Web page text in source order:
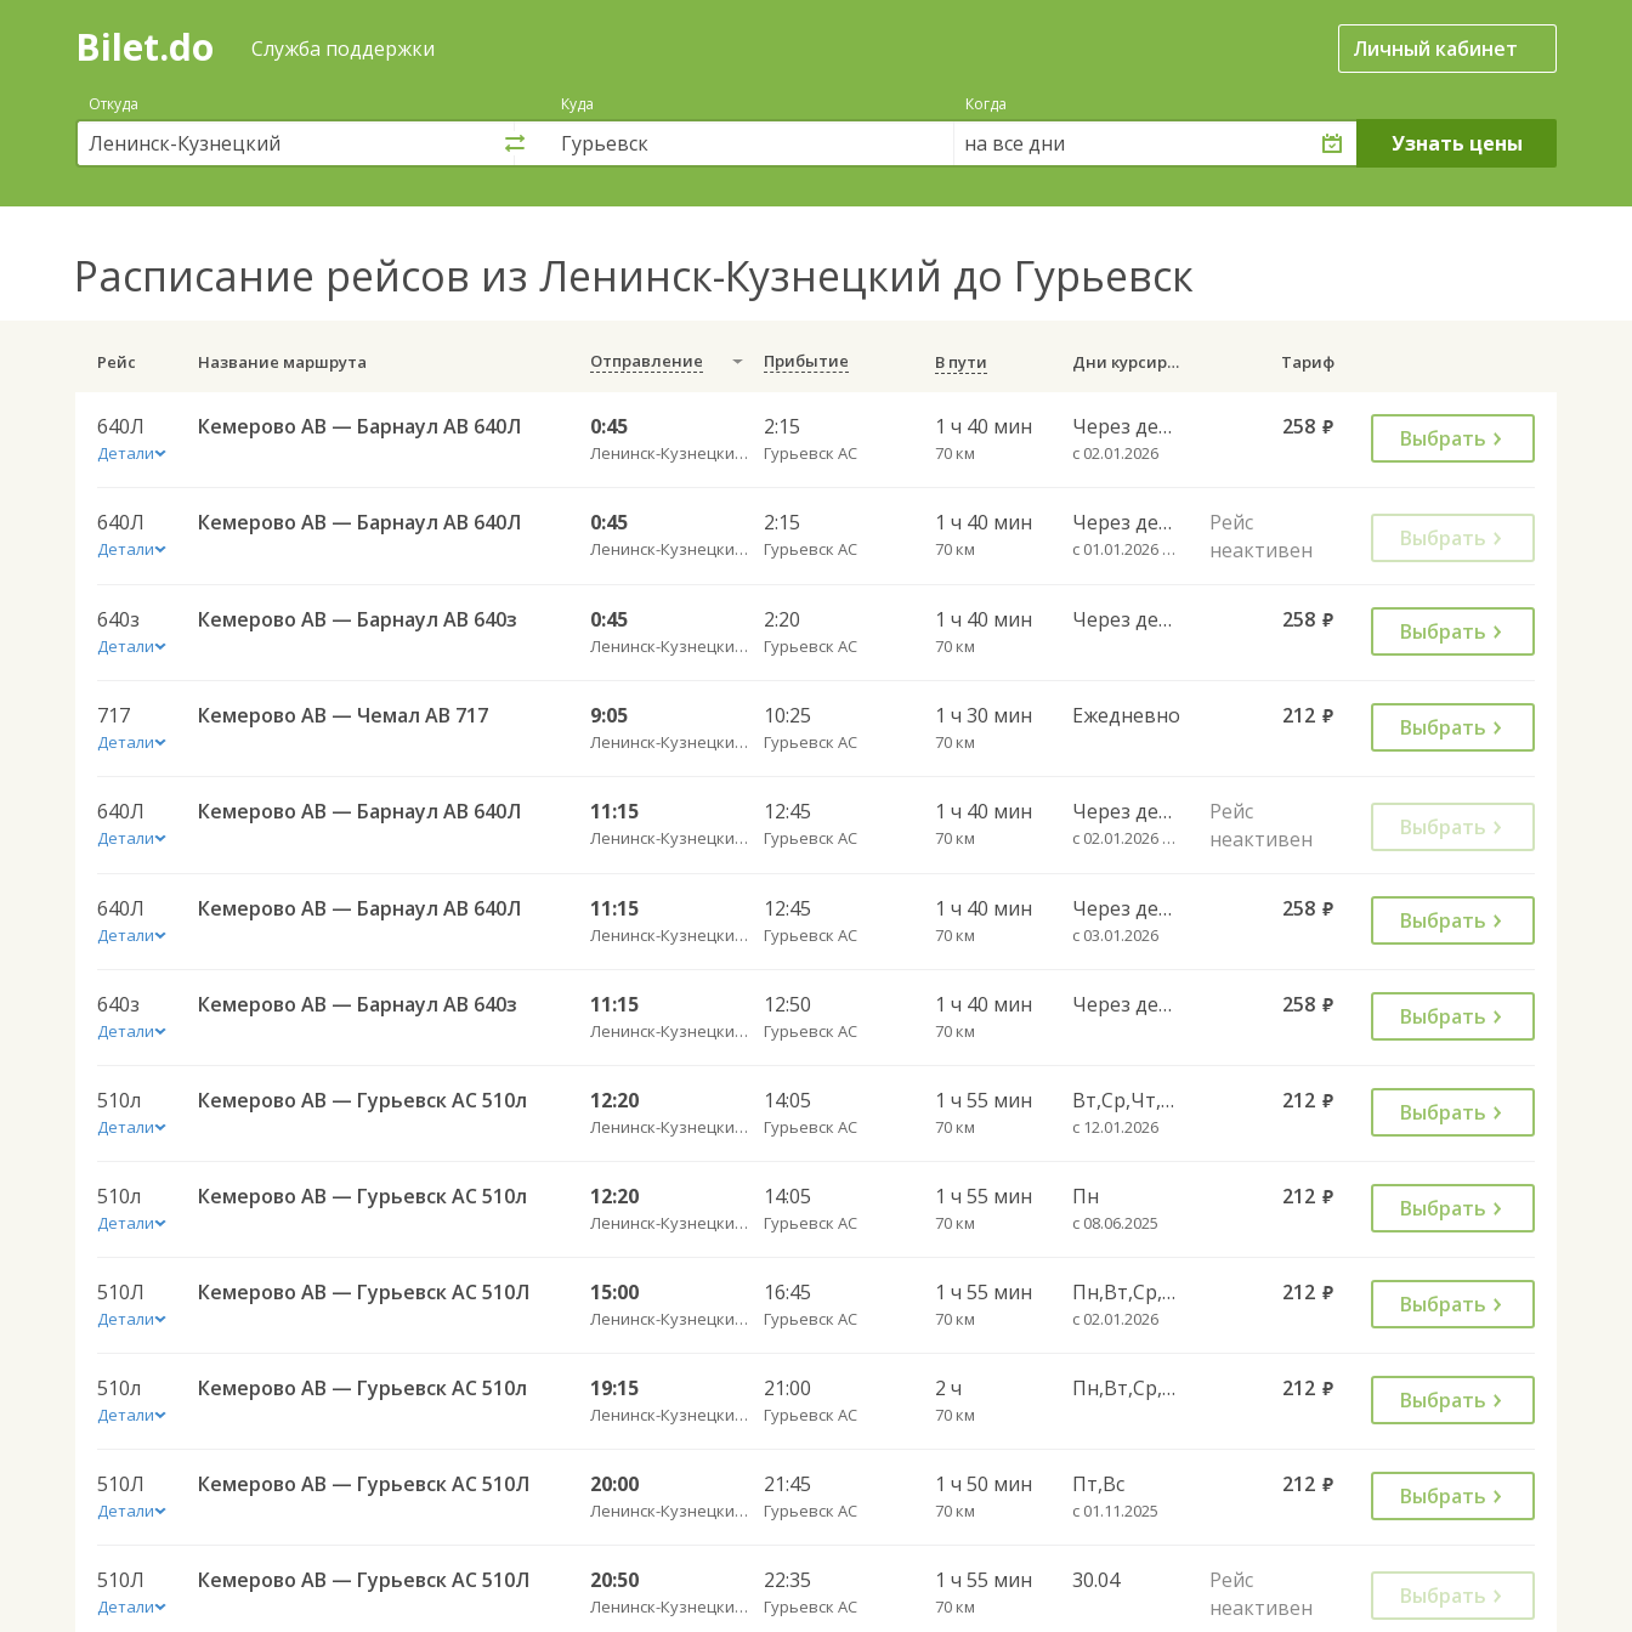
Поиск
покупка
билетов
автобус
онлайн
Bilet.do Служба поддержки Личный кабинет
Откуда Куда Когда
на все дни
Расписание рейсов из Ленинск-Кузнецкий до Гурьевск
Рейс Название маршрута Отправление Прибытие В пути Дни курсирования Тариф
640Л
Детали
Кемерово АВ — Барнаул АВ 640Л 0:45
Ленинск-Кузнецкий АВ
2:15
Гурьевск АС
1 ч 40 мин
70 км
Через день
с 02.01.2026
258 руб. Выбрать
640Л
Детали
Кемерово АВ — Барнаул АВ 640Л 0:45
Ленинск-Кузнецкий АВ
2:15
Гурьевск АС
1 ч 40 мин
70 км
Через день
с 01.01.2026 до 01.08.2026
Рейс
неактивен
Выбрать
640з
Детали
Кемерово АВ — Барнаул АВ 640з 0:45
Ленинск-Кузнецкий АВ
2:20
Гурьевск АС
1 ч 40 мин
70 км
Через день 258 руб. Выбрать
717
Детали
Кемерово АВ — Чемал АВ 717 9:05
Ленинск-Кузнецкий АВ
10:25
Гурьевск АС
1 ч 30 мин
70 км
Ежедневно 212 руб. Выбрать
640Л
Детали
Кемерово АВ — Барнаул АВ 640Л 11:15
Ленинск-Кузнецкий АВ
12:45
Гурьевск АС
1 ч 40 мин
70 км
Через день
с 02.01.2026 до 01.08.2026
Рейс
неактивен
Выбрать
640Л
Детали
Кемерово АВ — Барнаул АВ 640Л 11:15
Ленинск-Кузнецкий АВ
12:45
Гурьевск АС
1 ч 40 мин
70 км
Через день
с 03.01.2026
258 руб. Выбрать
640з
Детали
Кемерово АВ — Барнаул АВ 640з 11:15
Ленинск-Кузнецкий АВ
12:50
Гурьевск АС
1 ч 40 мин
70 км
Через день 258 руб. Выбрать
510л
Детали
Кемерово АВ — Гурьевск АС 510л 12:20
Ленинск-Кузнецкий АВ
14:05
Гурьевск АС
1 ч 55 мин
70 км
Вт,Ср,Чт,Пт,Сб,Вс
с 12.01.2026
212 руб. Выбрать
510л
Детали
Кемерово АВ — Гурьевск АС 510л 12:20
Ленинск-Кузнецкий АВ
14:05
Гурьевск АС
1 ч 55 мин
70 км
Пн
с 08.06.2025
212 руб. Выбрать
510Л
Детали
Кемерово АВ — Гурьевск АС 510Л 15:00
Ленинск-Кузнецкий АВ
16:45
Гурьевск АС
1 ч 55 мин
70 км
Пн,Вт,Ср,Чт,Вс
с 02.01.2026
212 руб. Выбрать
510л
Детали
Кемерово АВ — Гурьевск АС 510л 19:15
Ленинск-Кузнецкий АВ
21:00
Гурьевск АС
2 ч
70 км
Пн,Вт,Ср,Чт,Вс 212 руб. Выбрать
510Л
Детали
Кемерово АВ — Гурьевск АС 510Л 20:00
Ленинск-Кузнецкий АВ
21:45
Гурьевск АС
1 ч 50 мин
70 км
Пт,Вс
с 01.11.2025
212 руб. Выбрать
510Л
Детали
Кемерово АВ — Гурьевск АС 510Л 20:50
Ленинск-Кузнецкий АВ
22:35
Гурьевск АС
1 ч 55 мин
70 км
30.04
Рейс
неактивен
Выбрать